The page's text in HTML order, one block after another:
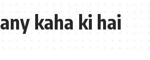
kaha ki hai